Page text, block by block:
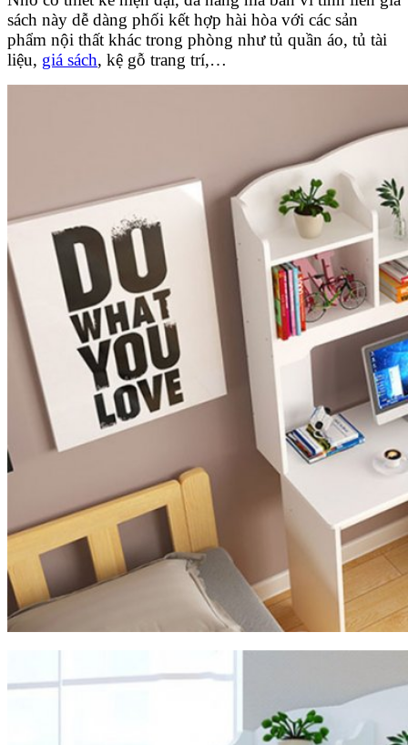
sách này dễ dàng phối kết hợp hài hòa với các sản
phẩm nội thất khác trong phòng như tủ quần áo, tủ tài
liệu, giá sách, kệ gỗ trang trí,…